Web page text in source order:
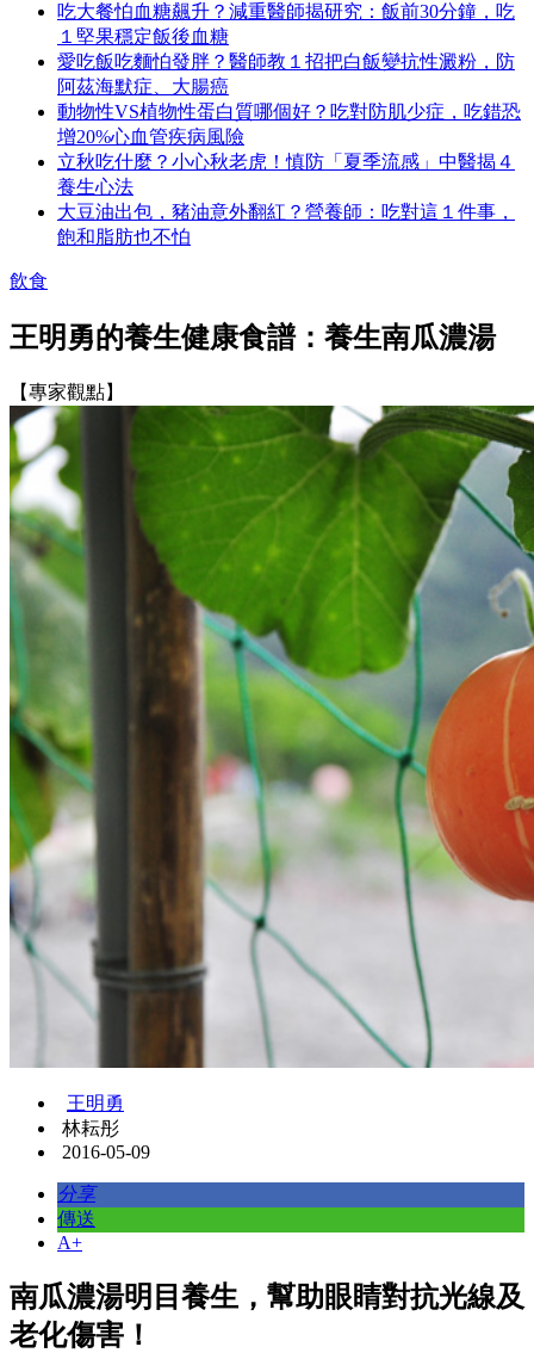
吃大餐怕血糖飆升？減重醫師揭研究：飯前30分鐘，吃
１堅果穩定飯後血糖
愛吃飯吃麵怕發胖？醫師教１招把白飯變抗性澱粉，防
阿茲海默症、大腸癌
動物性VS植物性蛋白質哪個好？吃對防肌少症，吃錯恐
增20%心血管疾病風險
立秋吃什麼？小心秋老虎！慎防「夏季流感」中醫揭４
養生心法
大豆油出包，豬油意外翻紅？營養師：吃對這１件事，
飽和脂肪也不怕
飲食
王明勇的養生健康食譜：養生南瓜濃湯
【專家觀點】
王明勇
林耘彤
2016-05-09
分享
傳送
A+
南瓜濃湯明目養生，幫助眼睛對抗光線及
老化傷害！